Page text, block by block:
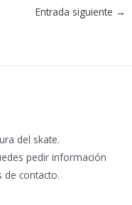
Entrada siguiente →
del skate.
pedir información
de contacto.